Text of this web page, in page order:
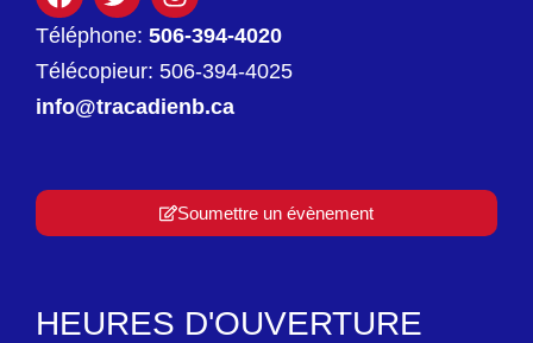
Téléphone: 506-394-4020
Télécopieur: 506-394-4025
info@tracadienb.ca
Soumettre un évènement
HEURES D'OUVERTURE